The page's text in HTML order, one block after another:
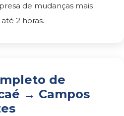
de mudanças mais
2 horas.
de
→ Campos